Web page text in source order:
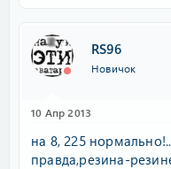
RS96
Новичок
10 Апр 2013
на 8, 225
правда,резина-